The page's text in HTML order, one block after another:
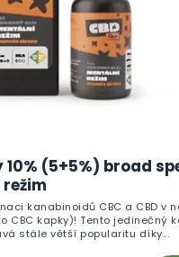
10% (5+5%) broad
kanabinoidů CBC a CBD v
CBC kapky)! Tento jedinečný
stále větší popularitu díky...